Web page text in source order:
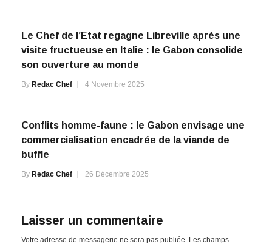
Le Chef de l’Etat regagne Libreville après une
visite fructueuse en Italie : le Gabon consolide
son ouverture au monde
By Redac Chef 4 Novembre 2025
Conflits homme-faune : le Gabon envisage une
commercialisation encadrée de la viande de
buffle
By Redac Chef 26 Décembre 2025
Laisser un commentaire
Votre adresse de messagerie ne sera pas publiée. Les champs